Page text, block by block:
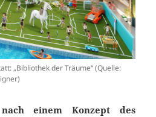
„Bibliothek der Träume“ (Quelle:
einem Konzept des